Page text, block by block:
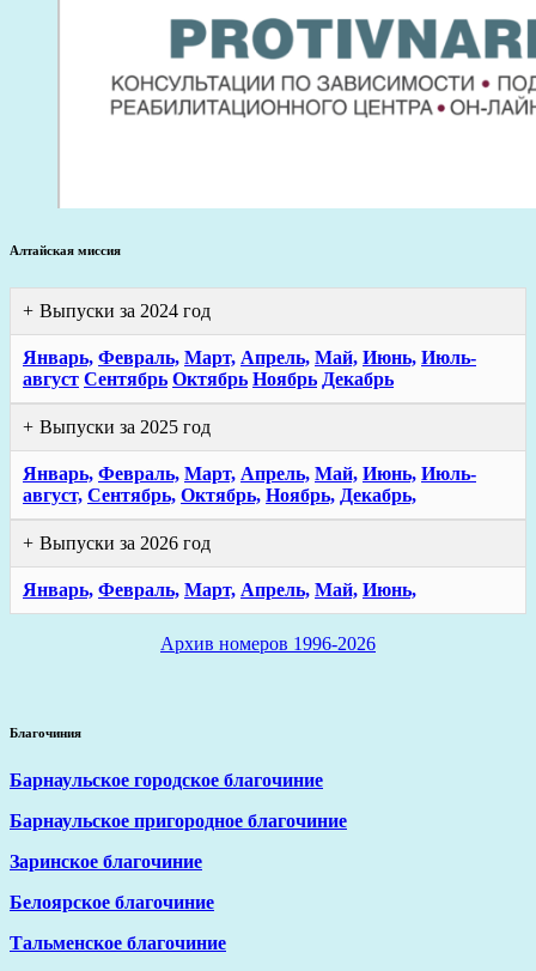
Алтайская миссия
Выпуски за 2024 год
Январь, Февраль, Март, Апрель, Май, Июнь, Июль-
август Сентябрь Октябрь Ноябрь Декабрь
Выпуски за 2025 год
Январь, Февраль, Март, Апрель, Май, Июнь, Июль-
август, Сентябрь, Октябрь, Ноябрь, Декабрь,
Выпуски за 2026 год
Январь, Февраль, Март, Апрель, Май, Июнь,
Архив номеров 1996-2026
Благочиния
Барнаульское городское благочиние
Барнаульское пригородное благочиние
Заринское благочиние
Белоярское благочиние
Тальменское благочиние